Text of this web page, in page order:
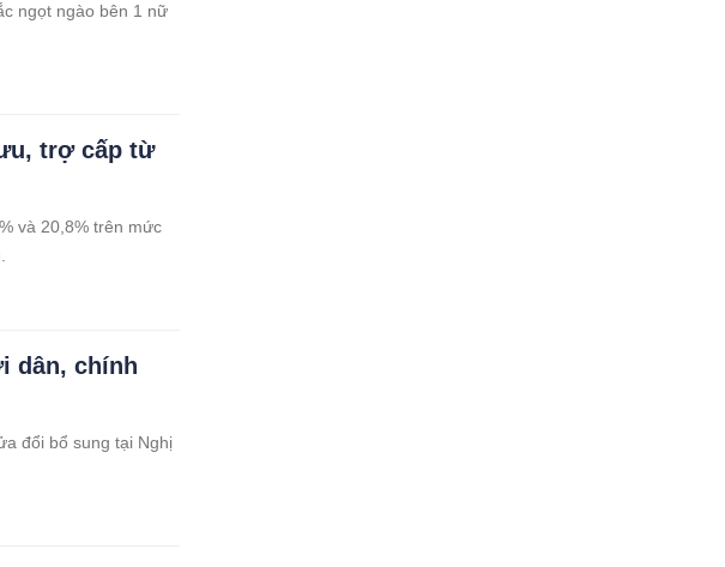
ngọt ngào bên 1 nữ
trợ cấp từ
và 20,8% trên mức
dân, chính
đổi bổ sung tại Nghị